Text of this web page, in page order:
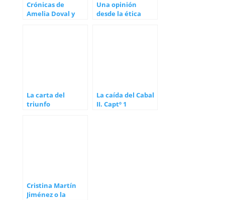
Crónicas de
Amelia Doval y
Una opinión
desde la ética
La carta del
triunfo
La caída del Cabal
II. Captº 1
Cristina Martín
Jiménez o la